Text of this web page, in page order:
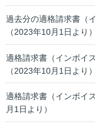
過去分の適格請求書（
（2023年10月1日より）
適格請求書（インボイ
（2023年10月1日より）
適格請求書（インボイ
月1日より）